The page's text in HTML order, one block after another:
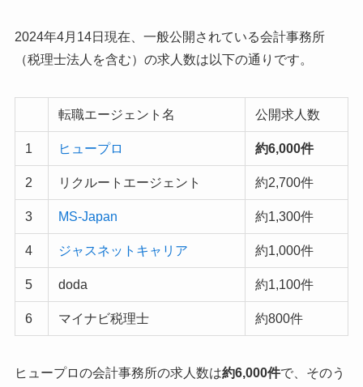
2024年4月14日現在、一般公開されている会計事務所
（税理士法人を含む）の求人数は以下の通りです。
転職エージェント名 公開求人数
1 ヒュープロ 約6,000件
2 リクルートエージェント 約2,700件
3 MS-Japan 約1,300件
4 ジャスネットキャリア 約1,000件
5 doda 約1,100件
6 マイナビ税理士 約800件
ヒュープロの会計事務所の求人数は約6,000件で、そのう